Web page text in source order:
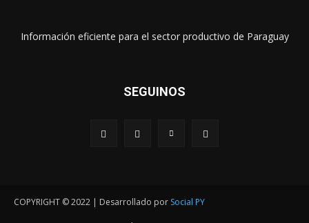
Información eficiente para el sector productivo de Paraguay
SEGUINOS
COPYRIGHT © 2022 | Desarrollado por Social PY